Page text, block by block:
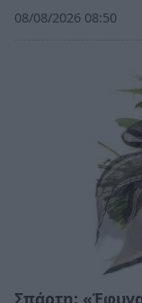
08/08/2026 08:50
Σπάρτη: